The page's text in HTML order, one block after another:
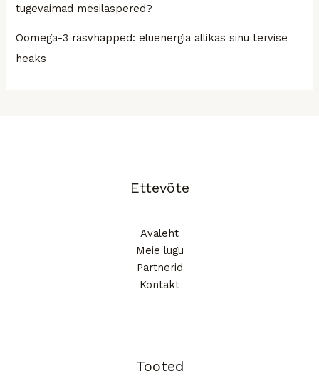
tugevaimad mesilaspered?
Oomega-3 rasvhapped: eluenergia allikas sinu tervise
heaks
Ettevõte
Avaleht
Meie lugu
Partnerid
Kontakt
Tooted